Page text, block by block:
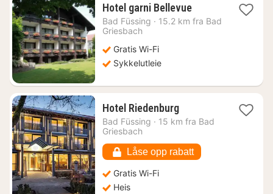
Hotel garni Bellevue1
natt
Bad Füssing · 15.2 km fra Bad
Griesbach
Gratis Wi-Fi
Sykkelutleie
Hotel Riedenburg1
natt
kr.
Bad Füssing · 15 km fra Bad
Griesbach
Låse opp rabatt
Gratis Wi-Fi
Heis